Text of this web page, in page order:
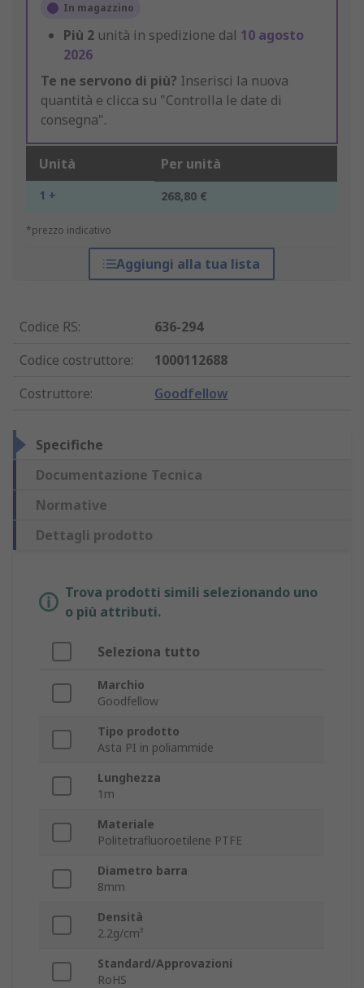
In magazzino
Più 2 unità in spedizione dal 10 agosto
2026
Te ne servono di più? Inserisci la nuova
quantità e clicca su "Controlla le date di
consegna".
Unità Per unità
1 + 268,80 €
*prezzo indicativo
Aggiungi alla tua lista
Codice RS:
636-294
Codice costruttore:
1000112688
Costruttore: Goodfellow
Specifiche
Documentazione Tecnica
Normative
Dettagli prodotto
Trova prodotti simili selezionando uno
o più attributi.
Seleziona tutto
Marchio
Goodfellow
Tipo prodotto
Asta PI in poliammide
Lunghezza
1m
Materiale
Politetrafluoroetilene PTFE
Diametro barra
8mm
Densità
2.2g/cm³
Standard/Approvazioni
RoHS